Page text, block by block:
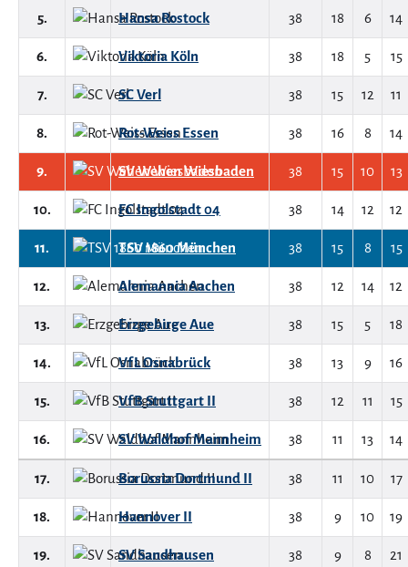
5. Hansa Rostock 38 18 6 14
6. Viktoria Köln 38 18 5 15
7. SC Verl 38 15 12 11
8. Rot-Weiss Essen 38 16 8 14
9. SV Wehen Wiesbaden 38 15 10 13
10. FC Ingolstadt 04 38 14 12 12
11. TSV 1860 München 38 15 8 15
12. Alemannia Aachen 38 12 14 12
13. Erzgebirge Aue 38 15 5 18
14. VfL Osnabrück 38 13 9 16
15. VfB Stuttgart II 38 12 11 15
16. SV Waldhof Mannheim 38 11 13 14
17. Borussia Dortmund II 38 11 10 17
18. Hannover II 38 9 10 19
19. SV Sandhausen 38 9 8 21